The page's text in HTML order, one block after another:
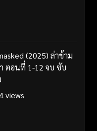
(2025) ล่าข้าม
ตอนที่ 1-12 จบ ซับ
views